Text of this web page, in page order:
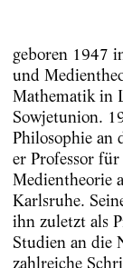
geboren 1947
und
Mathematik in
Sowjetunion.
Philosophie an
er Professor
Medientheorie
Karlsruhe.
ihn zuletzt als
Studien an die
zahlreiche